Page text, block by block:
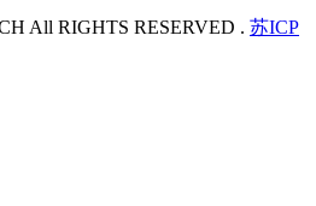
All RIGHTS RESERVED . 苏ICP